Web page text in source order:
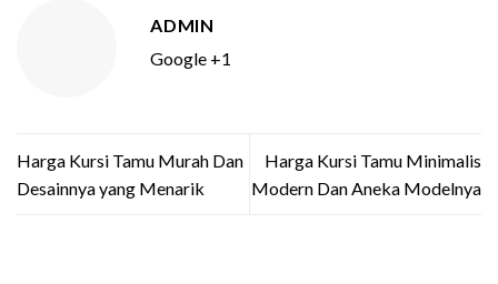
ADMIN
Google +1
Harga Kursi Tamu Murah Dan
Desainnya yang Menarik
Harga Kursi Tamu Minimalis
Modern Dan Aneka Modelnya